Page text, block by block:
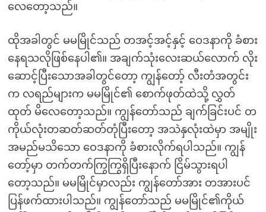
လေတော့သည်။
ထိုအခါတွင် မမမြိုင်သည် တအင့်အင့်နှင့် ဝေဒနာကို ခံစား
နေရသလိုဖြစ်နေပါ၏။ အချက်သုံးလေးဆယ်လောက် လိုး
ဆောင့်ပြီးသောအခါတွင်တော့ ကျွန်တော့် လီးတံအတွင်း
က လရည်များက မမမြိုင်၏ စောက်ဖုတ်ထဲသို့ လွှတ်
ထုတ် မိလေတော့သည်။ ကျွန်တော်သည် ချက်ခြင်းပင် တ
ကိုယ်လုံးတဆတ်ဆတ်တုံပြီးတော့ အသဲနှလုံးထဲမှာ အမျိုး
အမည်မသိသော ဝေဒနာကို ခံစားလိုက်ရပါသည်။ ကျွန်
တော့်မှာ တက်တက်ကြွကြွရှိပြီးနောက် ငြိမ်သွားရပါ
တော့သည်။ မမမြိုင်မှာလည်း ကျွန်တော်အား တအားပင်
ပြန်ဖက်ထားပါသည်။ ကျွန်တော်သည် မမမြိုင်၏ကိုယ်